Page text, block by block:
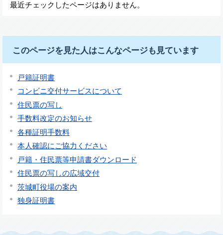
最近チェックしたページはありません。
このページを見た人はこんなページも見ています
戸籍証明書
コンビニ交付サービスについて
住民票の写し
手数料改定のお知らせ
各種証明手数料
本人確認にご協力ください
戸籍・住民票等申請書ダウンロード
住民票の写しの広域交付
茨城町役場の案内
独身証明書